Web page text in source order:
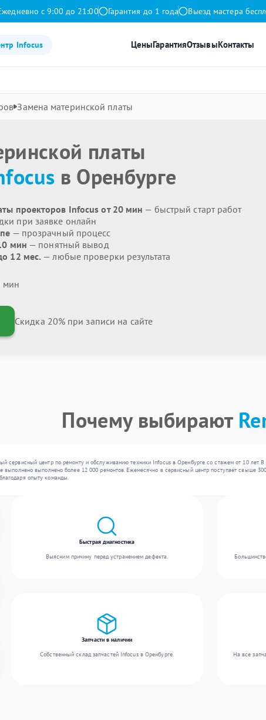
с 9:00 до 21:00 Гарантия до 1 года Выезд мастера
Infocus ЦеныГарантияОтзывыКонтакты
Замена материнской платы
платы
в Оренбурге
проекторов Infocus от 20 мин — быстрый старт работ
при заявке онлайн
— прозрачный процесс
мин — понятный вывод
12 мес. — любые проверки результата
мин
Скидка 20% при записи на сайте
Почему выбирают
сервисный центр по ремонту и обслуживанию техники Infocus в Оренбурге со стажем от 10
выполнено выполнено более 12 000 ремонтов. Ежемесячно в сервисный центр поступает свыше
опыту команды.
Быстрая диагностика
Выясним причину перед устранением дефекта.
Запчасти в наличии
Собственный склад запчастей Infocus в Оренбурге.
На все